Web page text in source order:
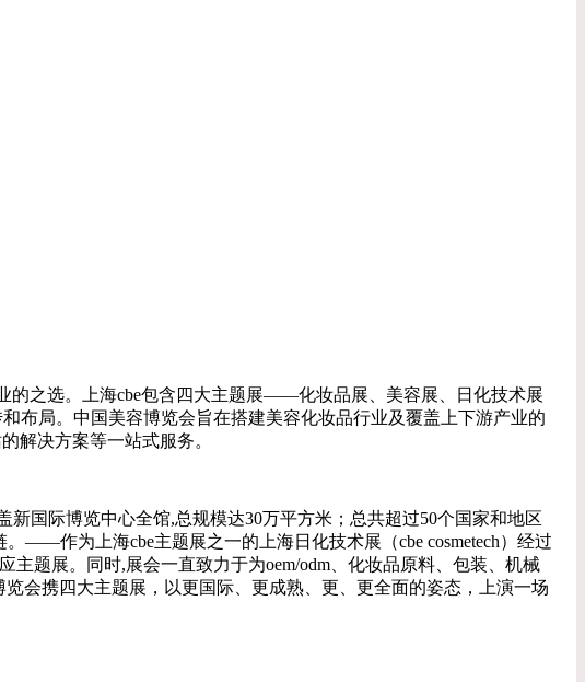
的之选。上海cbe包含四大主题展——化妆品展、美容展、日化技术展
布局。中国美容博览会旨在搭建美容化妆品行业及覆盖上下游产业的
解决方案等一站式服务。
新国际博览中心全馆,总规模达30万平方米；总共超过50个国家和地区
——作为上海cbe主题展之一的上海日化技术展（cbe cosmetech）经过
主题展。同时,展会一直致力于为oem/odm、化妆品原料、包装、机械
会携四大主题展，以更国际、更成熟、更、更全面的姿态，上演一场